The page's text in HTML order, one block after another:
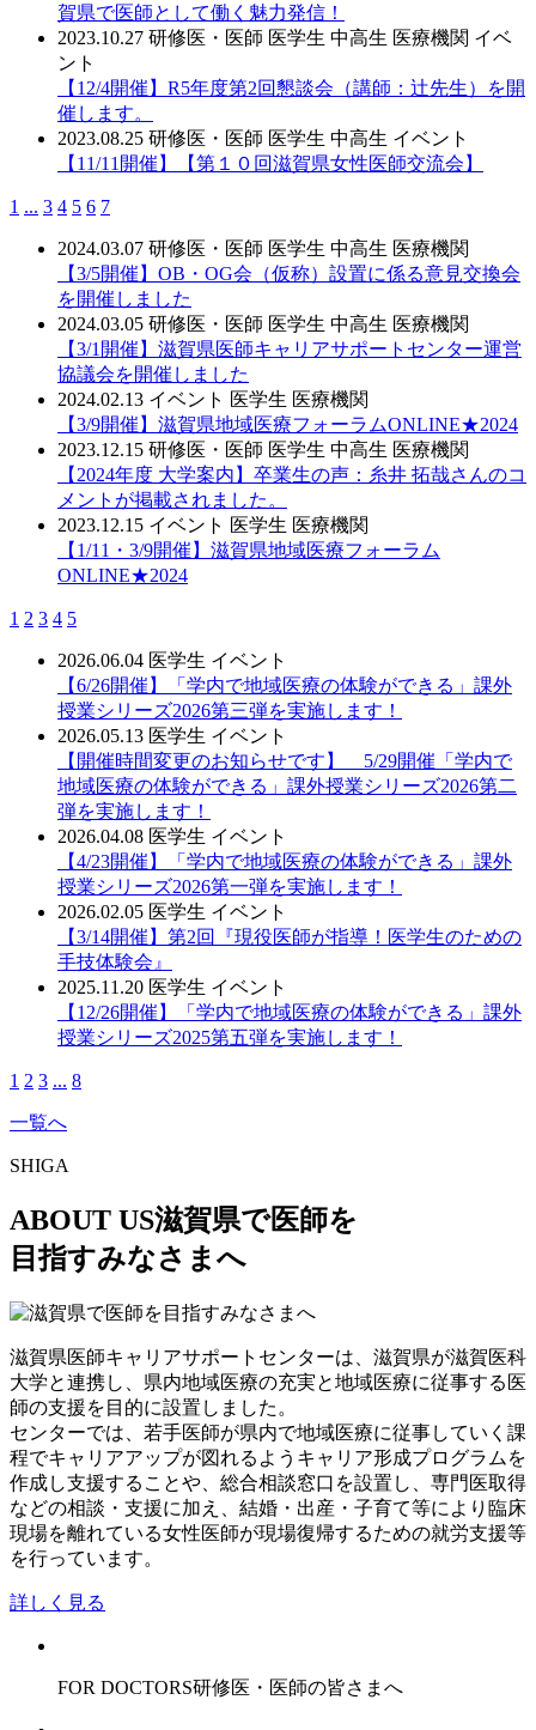
賀県で医師として働く魅力発信！
2023.10.27 研修医・医師 医学生 中高生 医療機関 イベ
ント
【12/4開催】R5年度第2回懇談会（講師：辻先生）を開
催します。
2023.08.25 研修医・医師 医学生 中高生 イベント
【11/11開催】【第１０回滋賀県女性医師交流会】
1 ... 3 4 5 6 7
2024.03.07 研修医・医師 医学生 中高生 医療機関
【3/5開催】OB・OG会（仮称）設置に係る意見交換会
を開催しました
2024.03.05 研修医・医師 医学生 中高生 医療機関
【3/1開催】滋賀県医師キャリアサポートセンター運営
協議会を開催しました
2024.02.13 イベント 医学生 医療機関
【3/9開催】滋賀県地域医療フォーラムONLINE★2024
2023.12.15 研修医・医師 医学生 中高生 医療機関
【2024年度 大学案内】卒業生の声：糸井 拓哉さんのコ
メントが掲載されました。
2023.12.15 イベント 医学生 医療機関
【1/11・3/9開催】滋賀県地域医療フォーラム
ONLINE★2024
1 2 3 4 5
2026.06.04 医学生 イベント
【6/26開催】「学内で地域医療の体験ができる」課外
授業シリーズ2026第三弾を実施します！
2026.05.13 医学生 イベント
【開催時間変更のお知らせです】 5/29開催「学内で
地域医療の体験ができる」課外授業シリーズ2026第二
弾を実施します！
2026.04.08 医学生 イベント
【4/23開催】「学内で地域医療の体験ができる」課外
授業シリーズ2026第一弾を実施します！
2026.02.05 医学生 イベント
【3/14開催】第2回『現役医師が指導！医学生のための
手技体験会』
2025.11.20 医学生 イベント
【12/26開催】「学内で地域医療の体験ができる」課外
授業シリーズ2025第五弾を実施します！
1 2 3 ... 8
一覧へ
SHIGA
ABOUT US滋賀県で医師を
目指すみなさまへ
滋賀県医師キャリアサポートセンターは、滋賀県が滋賀医科
大学と連携し、県内地域医療の充実と地域医療に従事する医
師の支援を目的に設置しました。
センターでは、若手医師が県内で地域医療に従事していく課
程でキャリアアップが図れるようキャリア形成プログラムを
作成し支援することや、総合相談窓口を設置し、専門医取得
などの相談・支援に加え、結婚・出産・子育て等により臨床
現場を離れている女性医師が現場復帰するための就労支援等
を行っています。
詳しく見る
FOR DOCTORS研修医・医師の皆さまへ